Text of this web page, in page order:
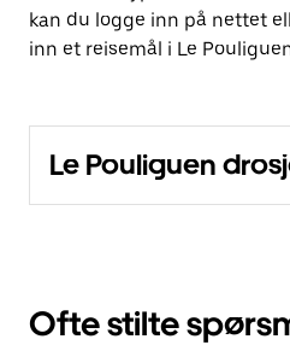
kan du logge inn på nettet
inn et reisemål i Le
Le Pouliguen
Ofte stilte